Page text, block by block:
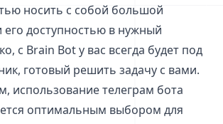
носить с собой большой
доступностью в нужный
с Brain Bot у вас всегда будет под
готовый решить задачу с вами.
использование телеграм бота
оптимальным выбором для